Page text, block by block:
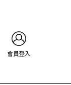
會員登入